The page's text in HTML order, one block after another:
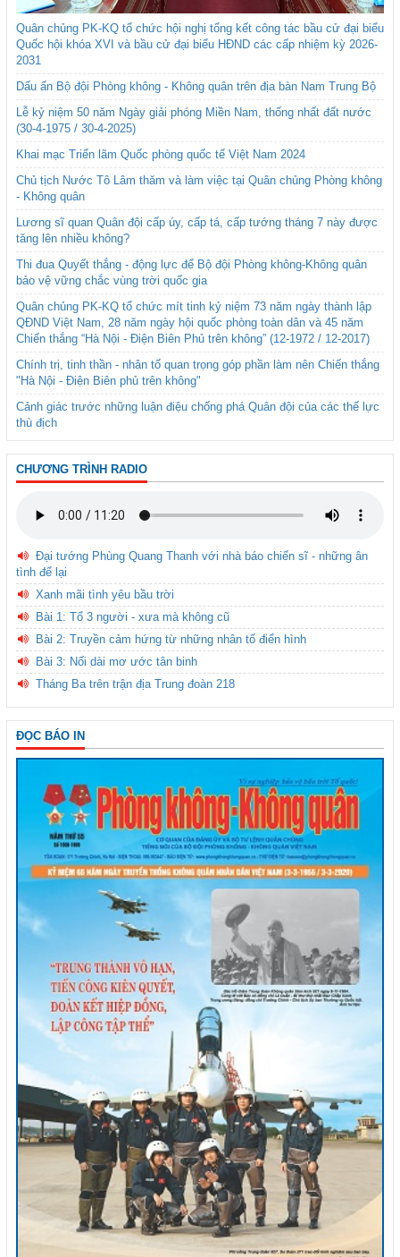
Quân chủng PK-KQ tổ chức hội nghị tổng kết công tác bầu cử đại biểu
Quốc hội khóa XVI và bầu cử đại biểu HĐND các cấp nhiệm kỳ 2026-
2031
Dấu ấn Bộ đội Phòng không - Không quân trên địa bàn Nam Trung Bộ
Lễ kỷ niệm 50 năm Ngày giải phóng Miền Nam, thống nhất đất nước
(30-4-1975 / 30-4-2025)
Khai mạc Triển lãm Quốc phòng quốc tế Việt Nam 2024
Chủ tịch Nước Tô Lâm thăm và làm việc tại Quân chủng Phòng không
- Không quân
Lương sĩ quan Quân đội cấp úy, cấp tá, cấp tướng tháng 7 này được
tăng lên nhiều không?
Thi đua Quyết thắng - động lực để Bộ đội Phòng không-Không quân
bảo vệ vững chắc vùng trời quốc gia
Quân chủng PK-KQ tổ chức mít tinh kỷ niệm 73 năm ngày thành lập
QĐND Việt Nam, 28 năm ngày hội quốc phòng toàn dân và 45 năm
Chiến thắng “Hà Nội - Điện Biên Phủ trên không” (12-1972 / 12-2017)
Chính trị, tinh thần - nhân tố quan trọng góp phần làm nên Chiến thắng
"Hà Nội - Điện Biên phủ trên không"
Cảnh giác trước những luận điệu chống phá Quân đội của các thế lực
thù địch
CHƯƠNG TRÌNH RADIO
Đại tướng Phùng Quang Thanh với nhà báo chiến sĩ - những ân
tình để lại
Xanh mãi tình yêu bầu trời
Bài 1: Tổ 3 người - xưa mà không cũ
Bài 2: Truyền cảm hứng từ những nhân tố điển hình
Bài 3: Nối dài mơ ước tân binh
Tháng Ba trên trận địa Trung đoàn 218
ĐỌC BÁO IN